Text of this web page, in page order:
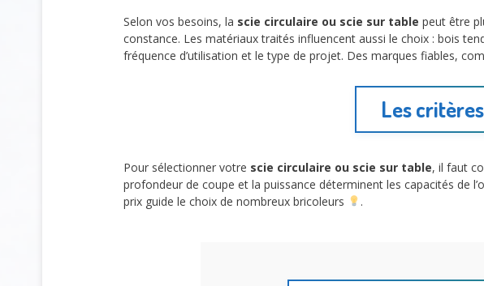
Selon vos besoins, la scie circulaire ou scie sur table peut être
constance. Les matériaux traités influencent aussi le choix : bois
fréquence d’utilisation et le type de projet. Des marques fiables,
Les
Pour sélectionner votre scie circulaire ou scie sur table, il faut
profondeur de coupe et la puissance déterminent les capacités de
prix guide le choix de nombreux bricoleurs
.